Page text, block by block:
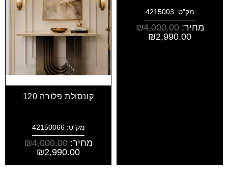
מק"ט: 4215003
מחיר: ₪4,000.00
₪2,990.00
קונסולת פלורה 120
מק"ט: 42150066
מחיר: ₪4,000.00
₪2,990.00